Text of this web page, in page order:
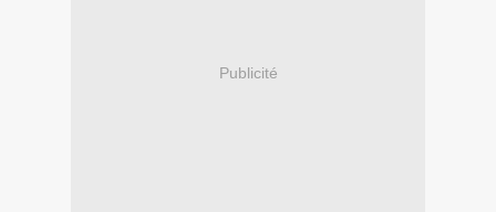
Publicité